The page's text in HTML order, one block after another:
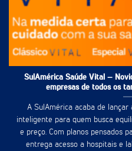
SulAmérica Saúde Vital –
empresas de todos os
A SulAmérica acaba de lançar
inteligente para quem busca
e preço. Com planos pensados
entrega acesso a hospitais e